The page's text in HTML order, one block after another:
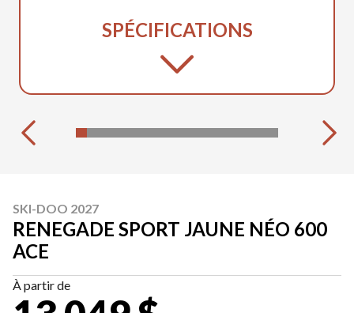
SPÉCIFICATIONS
SKI-DOO 2027
RENEGADE SPORT JAUNE NÉO 600
ACE
À partir de